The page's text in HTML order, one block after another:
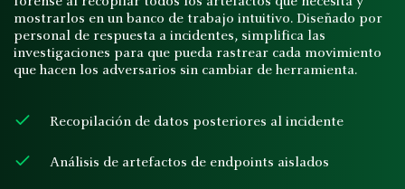
mostrarlos en un banco de trabajo intuitivo. Diseñado por
personal de respuesta a incidentes, simplifica las
investigaciones para que pueda rastrear cada movimiento
que hacen los adversarios sin cambiar de herramienta.
Recopilación de datos posteriores al incidente
Análisis de artefactos de endpoints aislados